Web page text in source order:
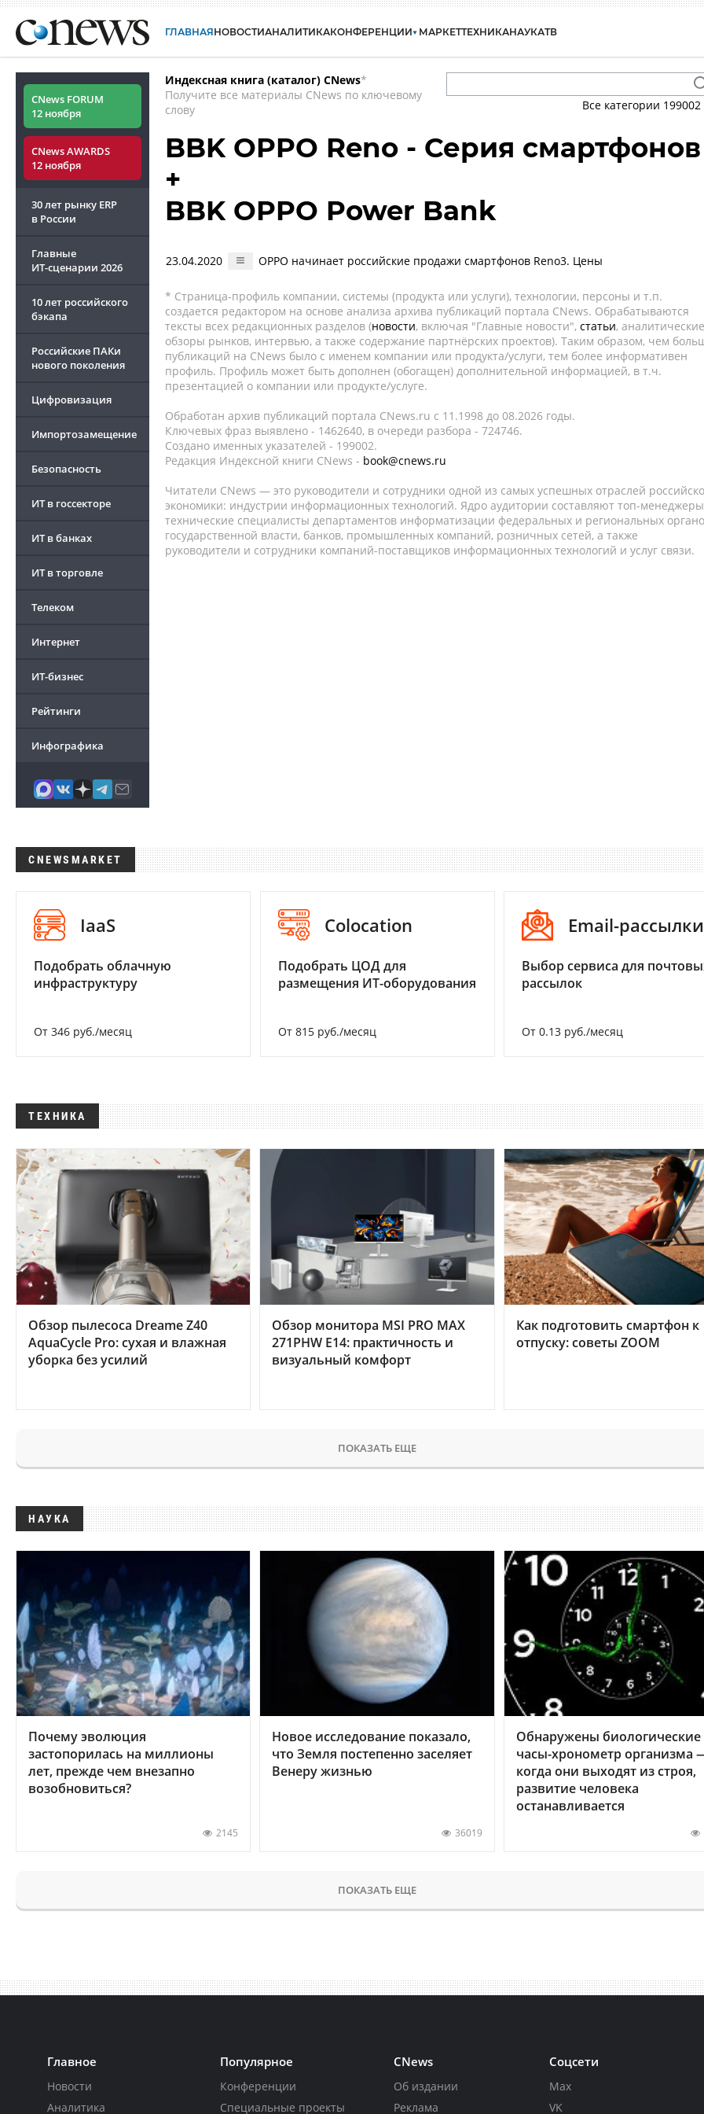
ГЛАВНАЯНОВОСТИАНАЛИТИКАКОНФЕРЕНЦИИ МАРКЕТТЕХНИКАНАУКАТВ
CNews FORUM
12 ноября
CNews AWARDS
12 ноября
30 лет рынку ERP
в России
Главные
ИТ-сценарии 2026
10 лет российского
бэкапа
Российские ПАКи
нового поколения
Цифровизация
Импортозамещение
Безопасность
ИТ в госсекторе
ИТ в банках
ИТ в торговле
Телеком
Интернет
ИТ-бизнес
Рейтинги
Инфографика
Индексная книга (каталог) CNews*
Получите все материалы CNews по ключевому
слову
Все категории 199002
BBK OPPO Reno - Серия смартфонов
+
BBK OPPO Power Bank
23.04.2020 OPPO начинает российские продажи смартфонов Reno3. Цены
* Страница-профиль компании, системы (продукта или услуги), технологии, персоны и т.п.
создается редактором на основе анализа архива публикаций портала CNews. Обрабатываются
тексты всех редакционных разделов (новости, включая "Главные новости", статьи, аналитические
обзоры рынков, интервью, а также содержание партнёрских проектов). Таким образом, чем
публикаций на CNews было с именем компании или продукта/услуги, тем более информативен
профиль. Профиль может быть дополнен (обогащен) дополнительной информацией, в т.ч.
презентацией о компании или продукте/услуге.
Обработан архив публикаций портала CNews.ru c 11.1998 до 08.2026 годы.
Ключевых фраз выявлено - 1462640, в очереди разбора - 724746.
Создано именных указателей - 199002.
Редакция Индексной книги CNews - book@cnews.ru
Читатели CNews — это руководители и сотрудники одной из самых успешных отраслей
экономики: индустрии информационных технологий. Ядро аудитории составляют топ-
технические специалисты департаментов информатизации федеральных и региональных
государственной власти, банков, промышленных компаний, розничных сетей, а также
руководители и сотрудники компаний-поставщиков информационных технологий и услуг связи.
CNEWSMARKET
IaaS
Подобрать облачную
инфраструктуру
От 346 руб./месяц
Colocation
Подобрать ЦОД для
размещения ИТ-оборудования
От 815 руб./месяц
Email-рассылки
Выбор сервиса для
рассылок
От 0.13 руб./месяц
ТЕХНИКА
Обзор пылесоса Dreame Z40
AquaCycle Pro: сухая и влажная
уборка без усилий
Обзор монитора MSI PRO MAX
271PHW E14: практичность и
визуальный комфорт
Как подготовить смартфон к
отпуску: советы ZOOM
ПОКАЗАТЬ ЕЩЕ
НАУКА
Почему эволюция
застопорилась на миллионы
лет, прежде чем внезапно
возобновиться?
2145
Новое исследование показало,
что Земля постепенно заселяет
Венеру жизнью
36019
Обнаружены биологические
часы-хронометр организма
когда они выходят из строя,
развитие человека
останавливается
ПОКАЗАТЬ ЕЩЕ
Главное
Новости
Аналитика
Популярное
Конференции
Специальные проекты
CNews
Об издании
Реклама
Соцсети
Max
VK